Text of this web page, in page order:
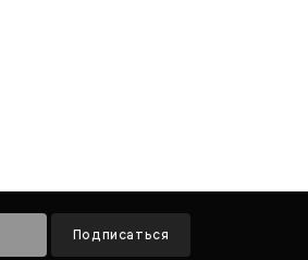
Подписаться